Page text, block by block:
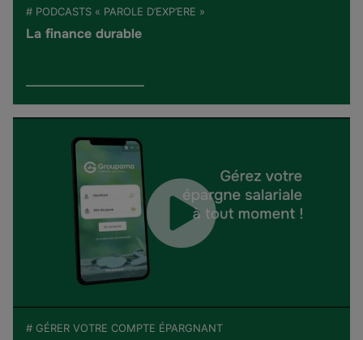
# PODCASTS « PAROLE D’EXP’ERE »
La finance durable
# GÉRER VOTRE COMPTE ÉPARGNANT